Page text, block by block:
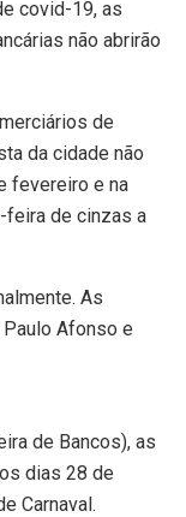
covid-19, as
não abrirão
de
da cidade não
fevereiro e na
feira de cinzas a
As
Afonso e
de Bancos), as
dias 28 de
Carnaval.